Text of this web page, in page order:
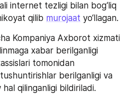
internet tezligi bilan bog‘liq
qilib murojaat yo‘llagan.
Kompaniya Axborot xizmati
xabar berilganligi
tomonidan
berilganligi va
qilinganligi bildiriladi.